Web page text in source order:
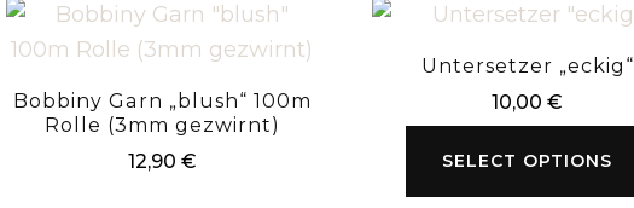
Bobbiny Garn „blush“ 100m
Rolle (3mm gezwirnt)
12,90 €
Untersetzer „eckig“
10,00€
SELECT OPTIONS